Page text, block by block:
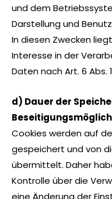
und dem
Darstellung und
In diesen Zwecken
Interesse in der
Daten nach Art. 6 Abs.
d) Dauer der
Cookies werden auf
gespeichert und von
übermittelt. Daher
Kontrolle über die
eine Änderung der